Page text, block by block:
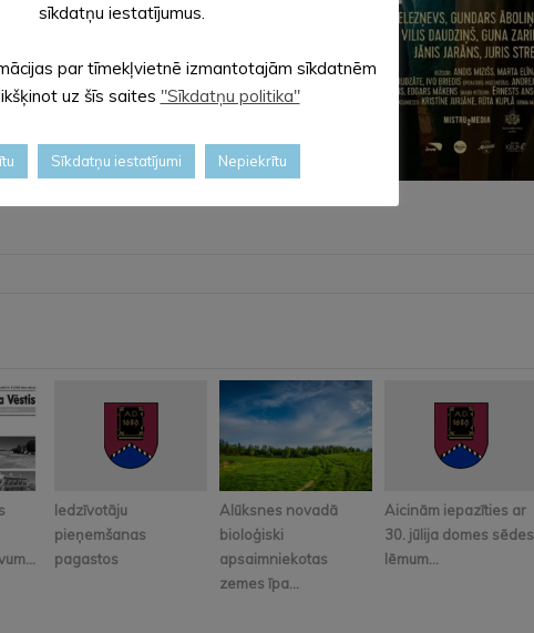
Iedzīvotāju
pieņemšanas
pagastos
Alūksnes novadā
bioloģiski
apsaimniekotas
zemes īpa...
Aicinām iepazīties ar
30. jūlija domes sēdes
lēmum...
sīkdatņu iestatījumus.
par tīmekļvietnē izmantotajām sīkdatnēm
uz šīs saites "Sīkdatņu politika"
Sīkdatņu iestatījumi Nepiekrītu